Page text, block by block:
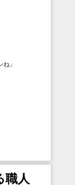
ね 」
職人